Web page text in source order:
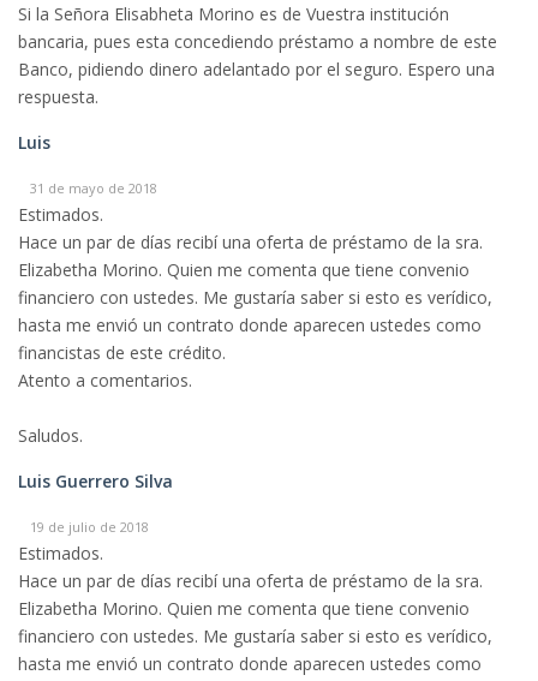
Si la Señora Elisabheta Morino es de Vuestra institución
bancaria, pues esta concediendo préstamo a nombre de este
Banco, pidiendo dinero adelantado por el seguro. Espero una
respuesta.
Luis
31 de mayo de 2018
Estimados.
Hace un par de días recibí una oferta de préstamo de la sra.
Elizabetha Morino. Quien me comenta que tiene convenio
financiero con ustedes. Me gustaría saber si esto es verídico,
hasta me envió un contrato donde aparecen ustedes como
financistas de este crédito.
Atento a comentarios.
Saludos.
Luis Guerrero Silva
19 de julio de 2018
Estimados.
Hace un par de días recibí una oferta de préstamo de la sra.
Elizabetha Morino. Quien me comenta que tiene convenio
financiero con ustedes. Me gustaría saber si esto es verídico,
hasta me envió un contrato donde aparecen ustedes como